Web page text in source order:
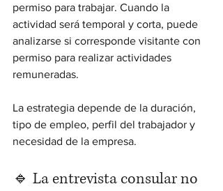
permiso para trabajar. Cuando la
actividad será temporal y corta, puede
analizarse si corresponde visitante con
permiso para realizar actividades
remuneradas.
La estrategia depende de la duración,
tipo de empleo, perfil del trabajador y
necesidad de la empresa.
🔹 La entrevista consular no